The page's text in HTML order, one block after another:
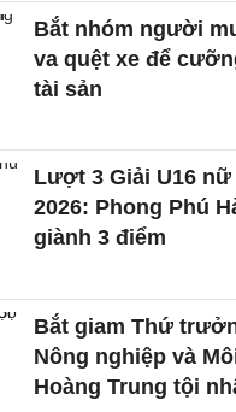
Bắt nhóm người
va quệt xe để
tài sản
Lượt 3 Giải U16 nữ
2026: Phong Phú
giành 3 điểm
Bắt giam Thứ
Nông nghiệp và
Hoàng Trung tội